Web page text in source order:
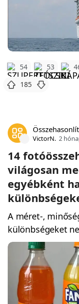
54 53
185
VictorN. 2
14
világosan
egyébként
A méret-,
különbségeket